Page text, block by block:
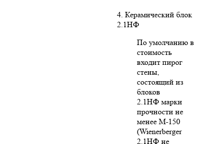
4. Керамический блок
2.1НФ
По умолчанию в
стоимость
входит пирог
стены,
состоящий из
блоков
2.1НФ марки
прочности не
менее М-150
(Wienerberger
2.1НФ не